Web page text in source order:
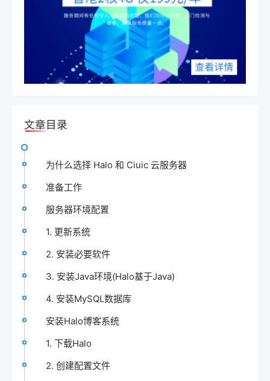
文章目录
为什么选择 Halo 和 Ciuic 云服务器
准备工作
服务器环境配置
1. 更新系统
2. 安装必要软件
3. 安装Java环境(Halo基于Java)
4. 安装MySQL数据库
安装Halo博客系统
1. 下载Halo
2. 创建配置文件